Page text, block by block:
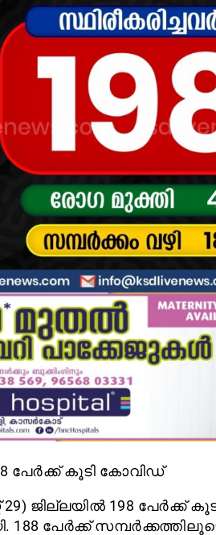
പേര്‍ക്ക് കൂടി കോവിഡ്
ജില്ലയില്‍ 198 പേര്‍ക്ക്
188 പേര്‍ക്ക്